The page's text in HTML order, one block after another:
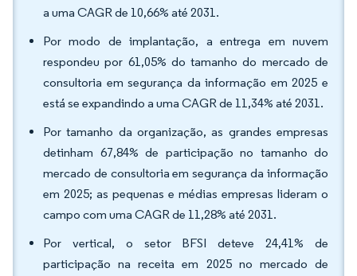
a uma CAGR de 10,66% até 2031.
Por modo de implantação, a entrega em nuvem
respondeu por 61,05% do tamanho do mercado de
consultoria em segurança da informação em 2025 e
está se expandindo a uma CAGR de 11,34% até 2031.
Por tamanho da organização, as grandes empresas
detinham 67,84% de participação no tamanho do
mercado de consultoria em segurança da informação
em 2025; as pequenas e médias empresas lideram o
campo com uma CAGR de 11,28% até 2031.
Por vertical, o setor BFSI deteve 24,41% de
participação na receita em 2025 no mercado de